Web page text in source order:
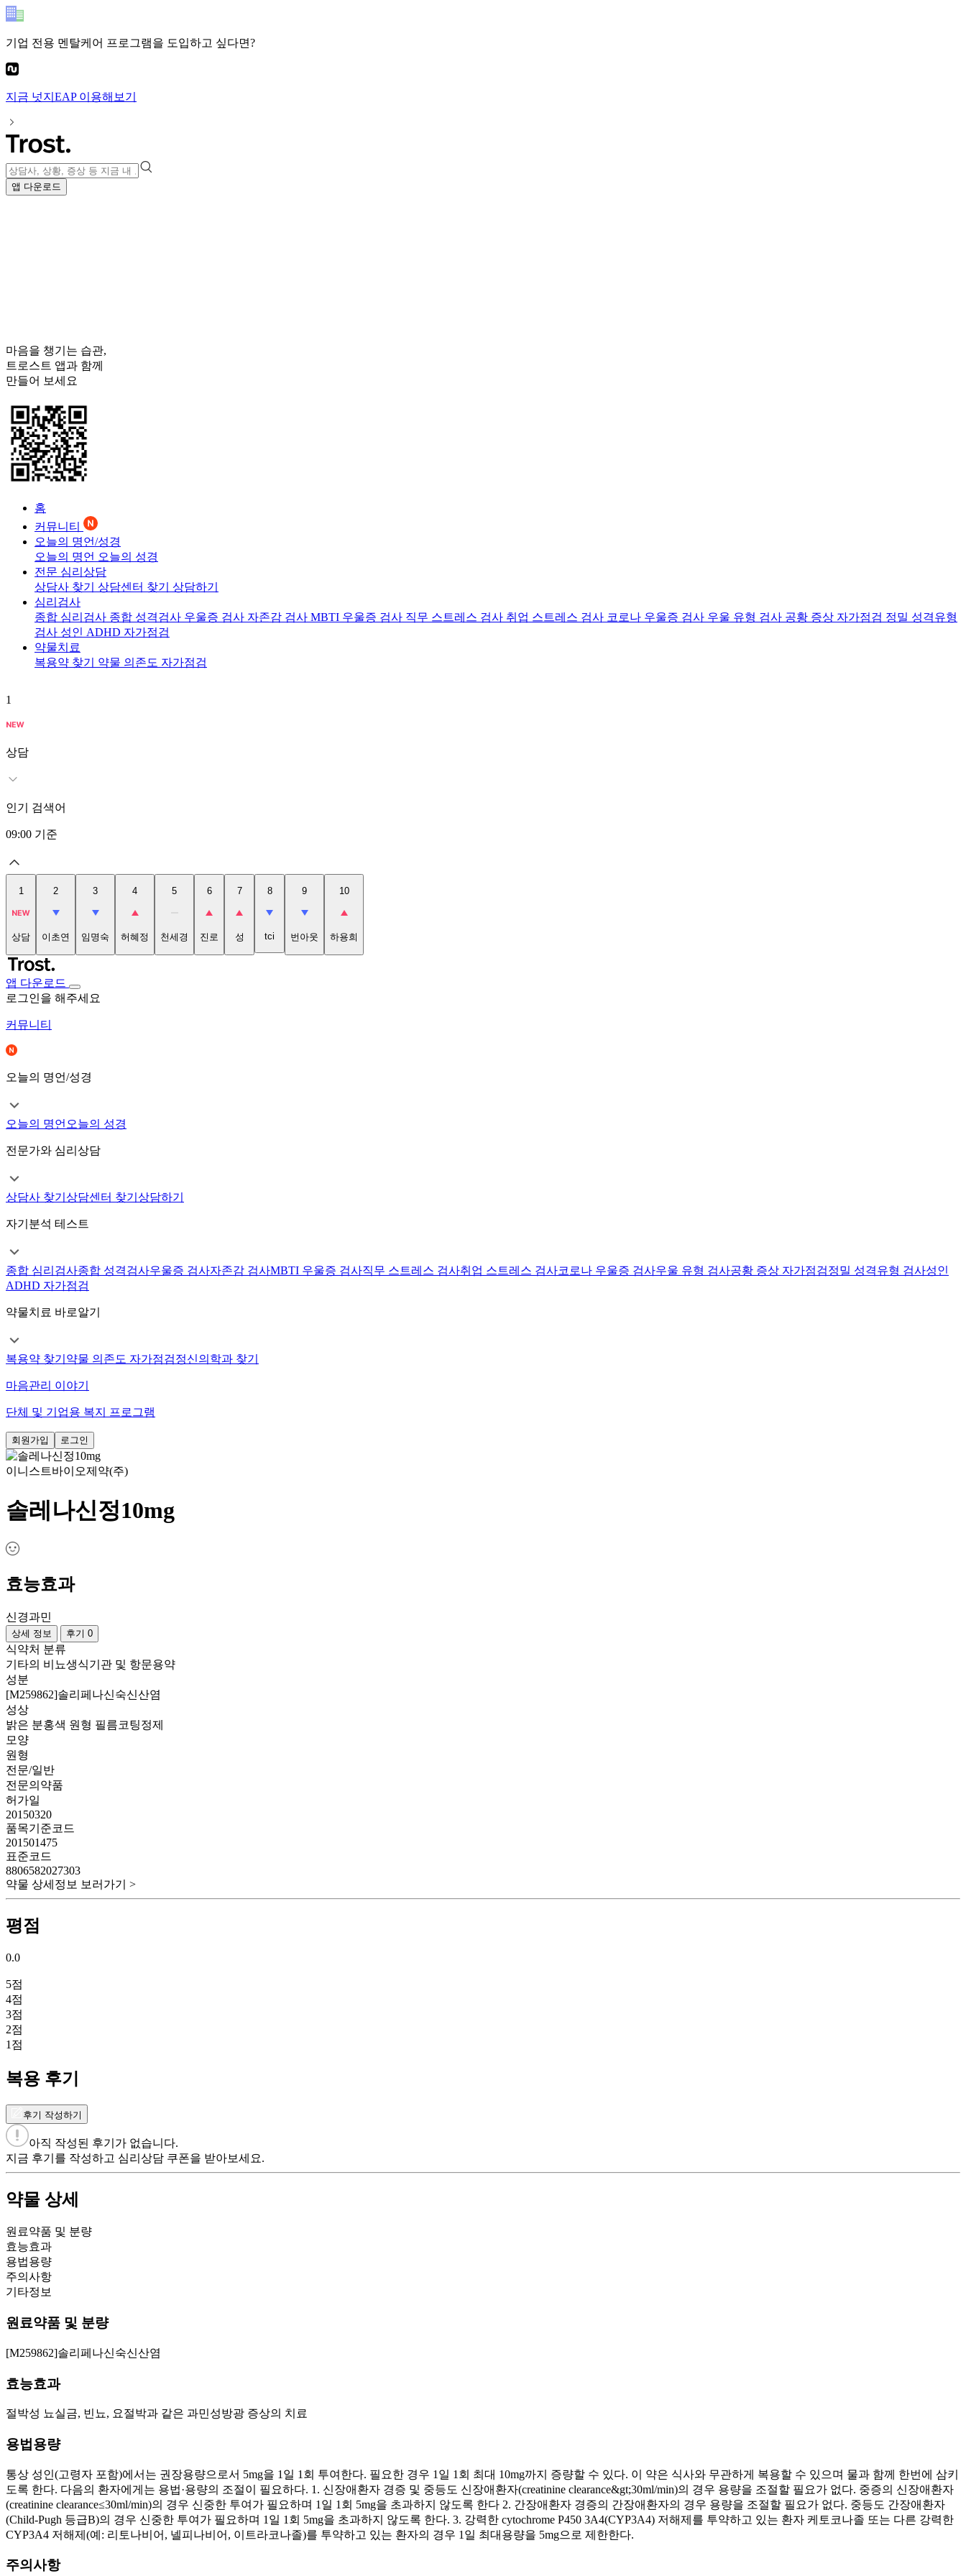
기업 전용 멘탈케어 프로그램을 도입하고 싶다면?
지금 넛지EAP이용해보기
앱 다운로드
마음을 챙기는 습관,
트로스트 앱과 함께
만들어 보세요
홈
커뮤니티
오늘의 명언/성경
오늘의 명언 오늘의 성경
전문 심리상담
상담사 찾기 상담센터 찾기 상담하기
심리검사
종합 심리검사 종합 성격검사 우울증 검사 자존감 검사 MBTI 우울증 검사 직무 스트레스 검사 취업 스트레스 검사 코로나 우울증 검사 우울 유형 검사 공황 증상 자가점검 정밀 성격유형
검사 성인 ADHD 자가점검
약물치료
복용약 찾기 약물 의존도 자가점검
1
상담
인기 검색어
09:00 기준
1
상담
2
이초연
3
임명숙
4
허혜정
5
천세경
6
진로
7
성
8
tci
9
번아웃
10
하용희
앱 다운로드
로그인을 해주세요
커뮤니티
오늘의 명언/성경
오늘의 명언 오늘의 성경
전문가와 심리상담
상담사 찾기 상담센터 찾기 상담하기
자기분석 테스트
종합 심리검사종합 성격검사우울증 검사자존감 검사MBTI 우울증 검사직무 스트레스 검사취업 스트레스 검사코로나 우울증 검사우울 유형 검사공황 증상 자가점검정밀 성격유형 검사성인
ADHD 자가점검
약물치료 바로알기
복용약 찾기 약물 의존도 자가점검정신의학과 찾기
마음관리 이야기
단체 및 기업용 복지 프로그램
회원가입 로그인
이니스트바이오제약(주)
솔레나신정10mg
효능효과
신경과민
상세 정보 후기 0
식약처 분류
기타의 비뇨생식기관 및 항문용약
성분
[M259862]솔리페나신숙신산염
성상
밝은 분홍색 원형 필름코팅정제
모양
원형
전문/일반
전문의약품
허가일
20150320
품목기준코드
201501475
표준코드
8806582027303
약물 상세정보 보러가기 >
평점
0.0
5점
4점
3점
2점
1 점
복용 후기
후기 작성하기
아직 작성된 후기가 없습니다.
지금 후기를 작성하고 심리상담 쿠폰을 받아보세요.
약물 상세
원료약품 및 분량
효능효과
용법용량
주의사항
기타정보
원료약품 및 분량
[M259862]솔리페나신숙신산염
효능효과
절박성 뇨실금, 빈뇨, 요절박과 같은 과민성방광 증상의 치료
용법용량
통상 성인(고령자 포함)에서는 권장용량으로서 5mg을 1일 1회 투여한다. 필요한 경우 1일 1회 최대 10mg까지 증량할 수 있다. 이 약은 식사와 무관하게 복용할 수 있으며 물과 함께 한번에 삼키
도록 한다. 다음의 환자에게는 용법·용량의 조절이 필요하다. 1. 신장애환자 경증 및 중등도 신장애환자(creatinine clearance&gt;30ml/min)의 경우 용량을 조절할 필요가 없다. 중증의 신장애환자
(creatinine clearance≤30ml/min)의 경우 신중한 투여가 필요하며 1일 1회 5mg을 초과하지 않도록 한다 2. 간장애환자 경증의 간장애환자의 경우 용량을 조절할 필요가 없다. 중등도 간장애환자
(Child-Pugh 등급B)의 경우 신중한 투여가 필요하며 1일 1회 5mg을 초과하지 않도록 한다. 3. 강력한 cytochrome P450 3A4(CYP3A4) 저해제를 투약하고 있는 환자 케토코나졸 또는 다른 강력한
CYP3A4 저해제(예: 리토나비어, 넬피나비어, 이트라코나졸)를 투약하고 있는 환자의 경우 1일 최대용량을 5mg으로 제한한다.
주의사항